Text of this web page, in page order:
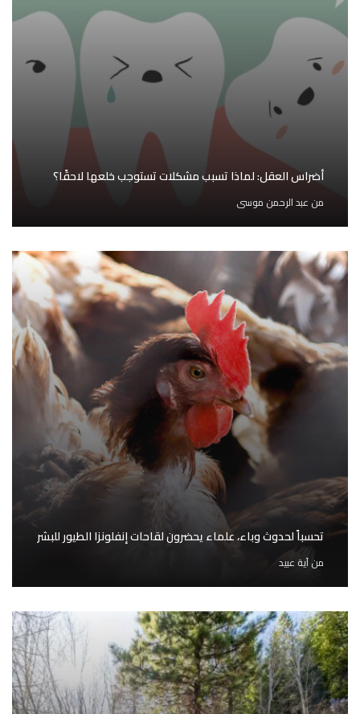
أضراس العقل: لماذا تسبب مشكلات تستوجب خلعها لاحقًا؟
من عبد الرحمن موسى
تحسباً لحدوث وباء، علماء يحضرون لقاحات إنفلونزا الطيور للبشر
منآية عبيد